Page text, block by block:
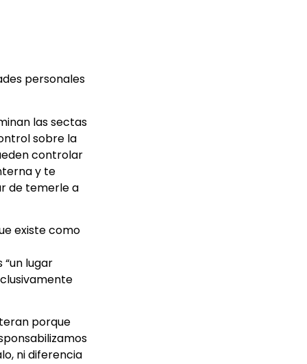
personales
las sectas
sobre la
controlar
y te
de temerle a
existe como
lugar
porque
ni diferencia